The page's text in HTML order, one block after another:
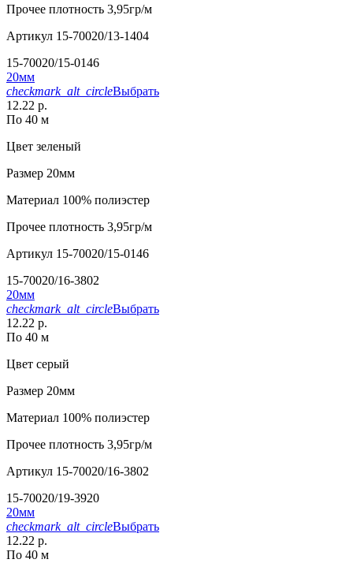
Прочее плотность 3,95гр/м
Артикул 15-70020/13-1404
15-70020/15-0146
20мм
checkmark_alt_circleВыбрать
12.22 р.
По 40 м
Цвет зеленый
Размер 20мм
Материал 100% полиэстер
Прочее плотность 3,95гр/м
Артикул 15-70020/15-0146
15-70020/16-3802
20мм
checkmark_alt_circleВыбрать
12.22 р.
По 40 м
Цвет серый
Размер 20мм
Материал 100% полиэстер
Прочее плотность 3,95гр/м
Артикул 15-70020/16-3802
15-70020/19-3920
20мм
checkmark_alt_circleВыбрать
12.22 р.
По 40 м